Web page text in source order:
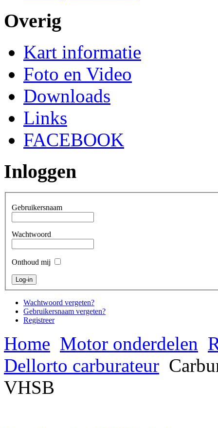
Overig
Kart informatie
Foto en Video
Downloads
Links
FACEBOOK
Inloggen
Gebruikersnaam
Wachtwoord
Onthoud mij
Wachtwoord vergeten?
Gebruikersnaam vergeten?
Registreer
Home Motor onderdelen
Dellorto carburateur
VHSB